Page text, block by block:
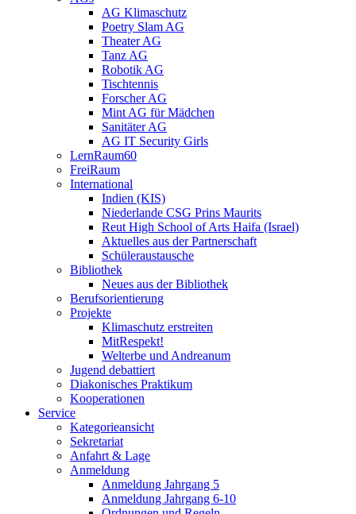
AG Klimaschutz
Poetry Slam AG
Theater AG
Tanz AG
Robotik AG
Tischtennis
Forscher AG
Mint AG für Mädchen
Sanitäter AG
AG IT Security Girls
LernRaum60
FreiRaum
International
Indien (KIS)
Niederlande CSG Prins Maurits
Reut High School of Arts Haifa (Israel)
Aktuelles aus der Partnerschaft
Schüleraustausche
Bibliothek
Neues aus der Bibliothek
Berufsorientierung
Projekte
Klimaschutz erstreiten
MitRespekt!
Welterbe und Andreanum
Jugend debattiert
Diakonisches Praktikum
Kooperationen
Service
Kategorieansicht
Sekretariat
Anfahrt & Lage
Anmeldung
Anmeldung Jahrgang 5
Anmeldung Jahrgang 6-10